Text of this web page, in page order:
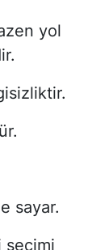
yol
sayar.
seçimi